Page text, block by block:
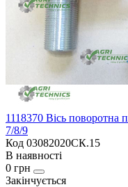
1118370 Вісь поворотна
7/8/9
Код 03082020СК.15
В наявності
0 грн
Закінчується